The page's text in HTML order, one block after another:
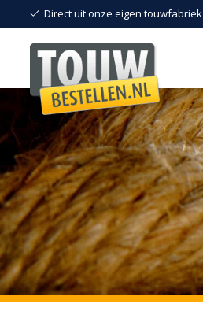
Direct uit onze eigen touwfabriek
Klokkentouw
Henneptouw